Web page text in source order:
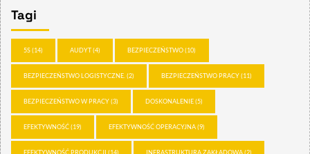
Tagi
5S(14) AUDYT(4) BEZPIECZEŃSTWO(10)
BEZPIECZEŃSTWO LOGISTYCZNE. (2) BEZPIECZEŃSTWO PRACY(11)
BEZPIECZEŃSTWO W PRACY(3) DOSKONALENIE(5)
EFEKTYWNOŚĆ(19) EFEKTYWNOŚĆ OPERACYJNA(9)
EFEKTYWNOŚĆ PRODUKCJI (14) INFRASTRUKTURA ZAKŁADOWA(2)